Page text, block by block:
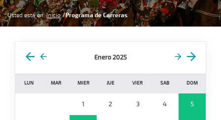
Usted está en: Inicio Programa de Carreras
Enero 2025
LUN MAR MIER JUE VIER SAB DOM
1 2 3 4 5